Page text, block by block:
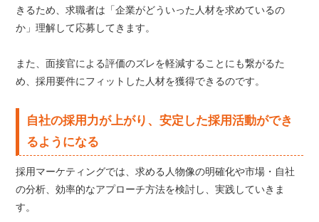
きるため、求職者は「企業がどういった人材を求めているの
か」理解して応募してきます。
また、面接官による評価のズレを軽減することにも繋がるた
め、採用要件にフィットした人材を獲得できるのです。
自社の採用力が上がり、安定した採用活動ができ
るようになる
採用マーケティングでは、求める人物像の明確化や市場・自社
の分析、効率的なアプローチ方法を検討し、実践していきま
す。